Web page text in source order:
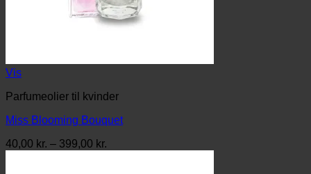
Vis
Parfumeolier til kvinder
Miss Blooming Bouquet
40,00 kr. – 399,00 kr.